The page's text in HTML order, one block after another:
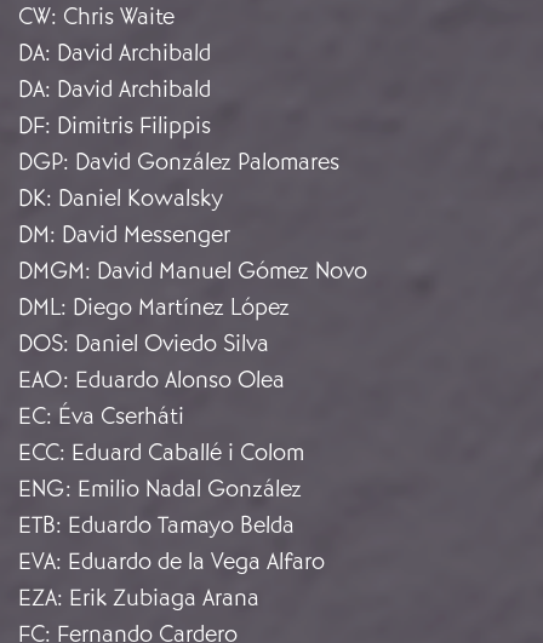
CW: Chris Waite
DA: David Archibald
DA: David Archibald
DF: Dimitris Filippis
DGP: David González Palomares
DK: Daniel Kowalsky
DM: David Messenger
DMGM: David Manuel Gómez Novo
DML: Diego Martínez López
DOS: Daniel Oviedo Silva
EAO: Eduardo Alonso Olea
EC: Éva Cserháti
ECC: Eduard Caballé i Colom
ENG: Emilio Nadal González
ETB: Eduardo Tamayo Belda
EVA: Eduardo de la Vega Alfaro
EZA: Erik Zubiaga Arana
FC: Fernando Cardero